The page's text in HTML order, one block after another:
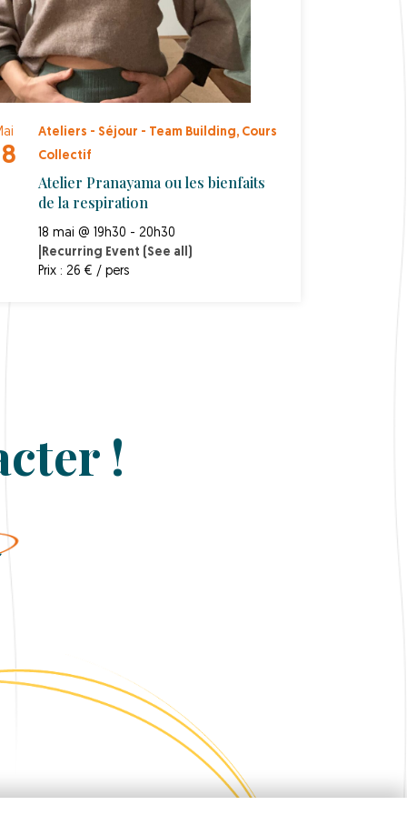
Ateliers - Séjour - Team Building, Cours
Collectif
Atelier Pranayama ou les bienfaits
de la respiration
18 mai @ 19h30 - 20h30
Recurring Event
(See all)
Prix : 26 € / pers
!